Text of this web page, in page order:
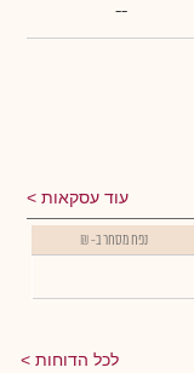
--
עוד עסקאות
נפח מסחר ב- ₪
לכל הדוחות